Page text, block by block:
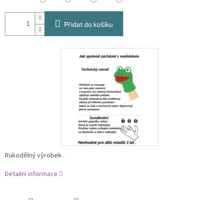
Přidat do košíku
Rukodělný výrobek .
Detailní informace